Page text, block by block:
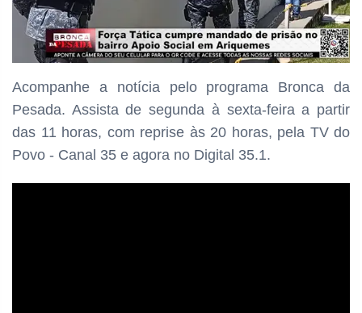
Acompanhe a notícia pelo programa Bronca da
Pesada. Assista de segunda à sexta-feira a partir
das 11 horas, com reprise às 20 horas, pela TV do
Povo - Canal 35 e agora no Digital 35.1.